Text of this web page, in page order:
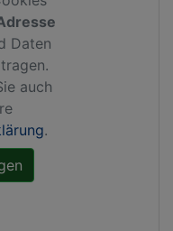
Daten
auch
.